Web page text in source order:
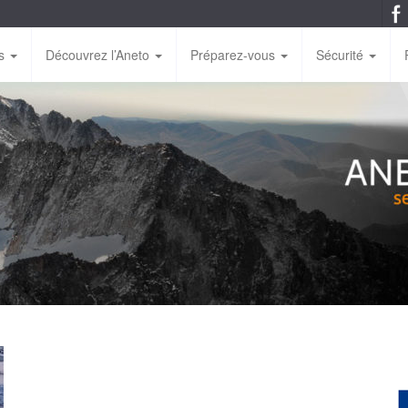
Découvrez l’Aneto Préparez-vous Sécurité